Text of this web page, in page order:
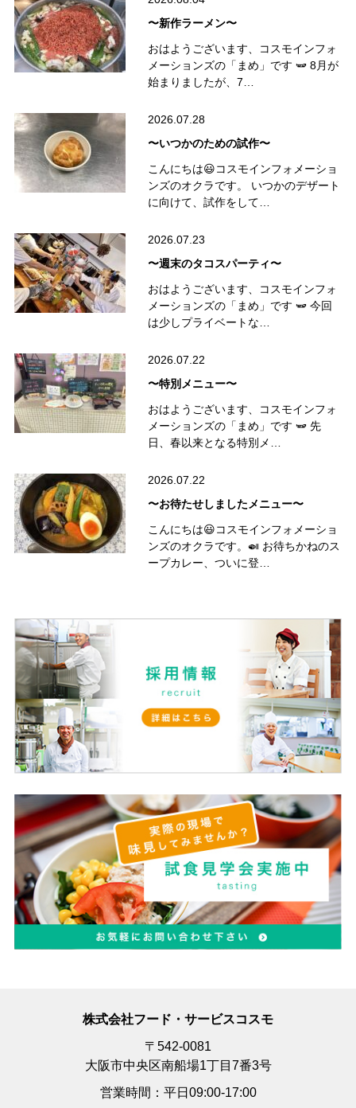
〜新作ラーメン〜
おはようございます、コスモインフォ
メーションズの「まめ」です 🫛 8月が
始まりましたが、7…
2026.07.28
〜いつかのための試作〜
こんにちは😃コスモインフォメーショ
ンズのオクラです。 いつかのデザート
に向けて、試作をして…
2026.07.23
〜週末のタコスパーティ〜
おはようございます、コスモインフォ
メーションズの「まめ」です 🫛 今回
は少しプライベートな…
2026.07.22
〜特別メニュー〜
おはようございます、コスモインフォ
メーションズの「まめ」です 🫛 先
日、春以来となる特別メ…
2026.07.22
〜お待たせしましたメニュー〜
こんにちは😃コスモインフォメーショ
ンズのオクラです。🍛 お待ちかねのス
ープカレー、ついに登…
株式会社フード・サービスコスモ
〒542-0081
大阪市中央区南船場1丁目7番3号
営業時間：平日09:00-17:00